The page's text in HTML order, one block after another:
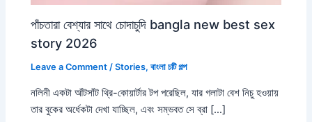
পাঁচতারা বেশ্যার সাথে চোদাচুদি bangla new best sex
story 2026
Leave a Comment /Stories,বাংলা চটি গল্প
নলিনী একটা আঁটসাঁট থ্রি-কোয়ার্টার টপ পরেছিল, যার গলাটা বেশ নিচু হওয়ায়
তার বুকের অর্ধেকটা দেখা যাচ্ছিল, এবং সম্ভবত সে ব্রা […]